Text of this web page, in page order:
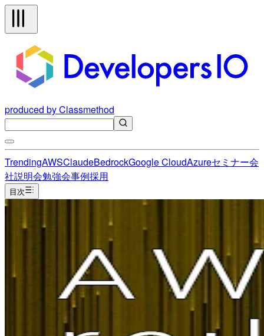
produced by Classmethod
TrendingAWSClaudeBedrockGoogle CloudAzureセミナー会
社説明会勉強会事例採用
目次